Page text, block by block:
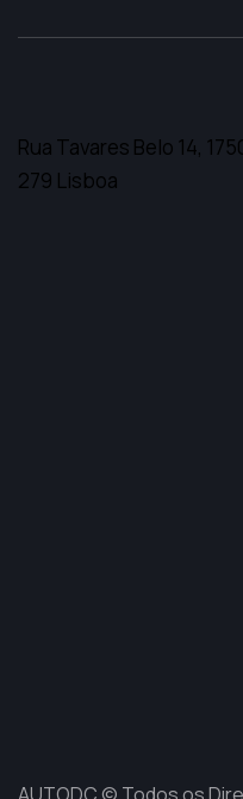
Rua Tavares Belo 14,
279 Lisboa